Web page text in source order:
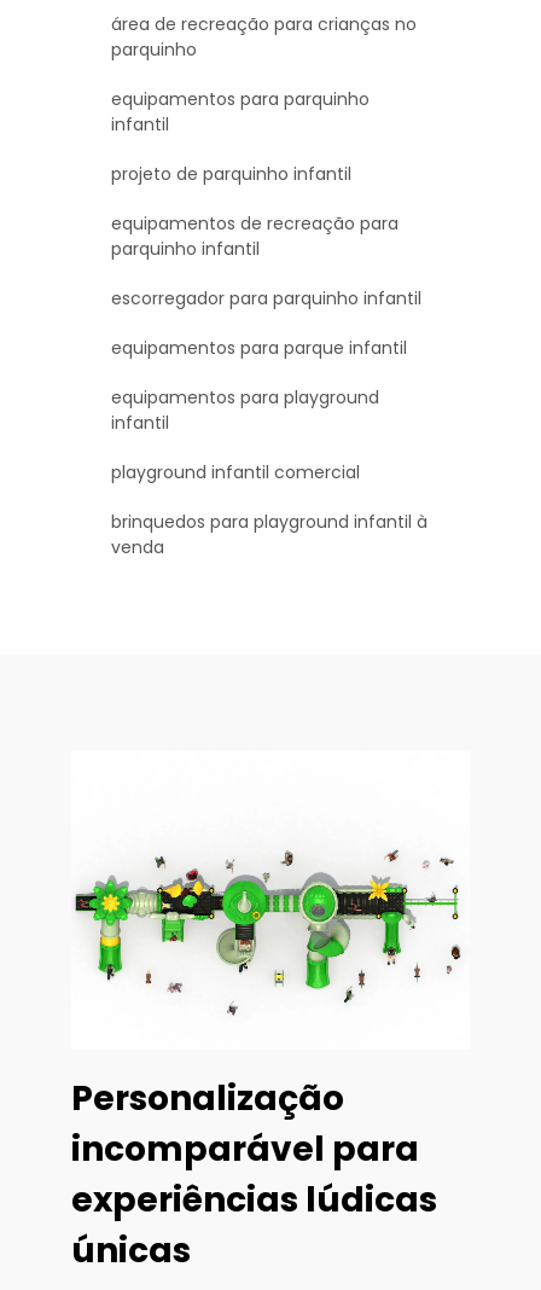
área de recreação para crianças no
parquinho
equipamentos para parquinho
infantil
projeto de parquinho infantil
equipamentos de recreação para
parquinho infantil
escorregador para parquinho infantil
equipamentos para parque infantil
equipamentos para playground
infantil
playground infantil comercial
brinquedos para playground infantil à
venda
Personalização
incomparável para
experiências lúdicas
únicas